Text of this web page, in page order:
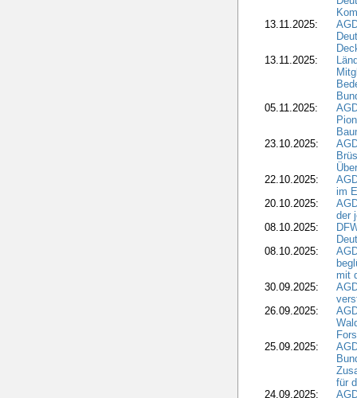
13.11.2025:
13.11.2025:
05.11.2025:
23.10.2025:
22.10.2025:
im
20.10.2025:
der
08.10.2025:
08.10.2025:
mit
30.09.2025:
26.09.2025:
25.09.2025:
für
24.09.2025: